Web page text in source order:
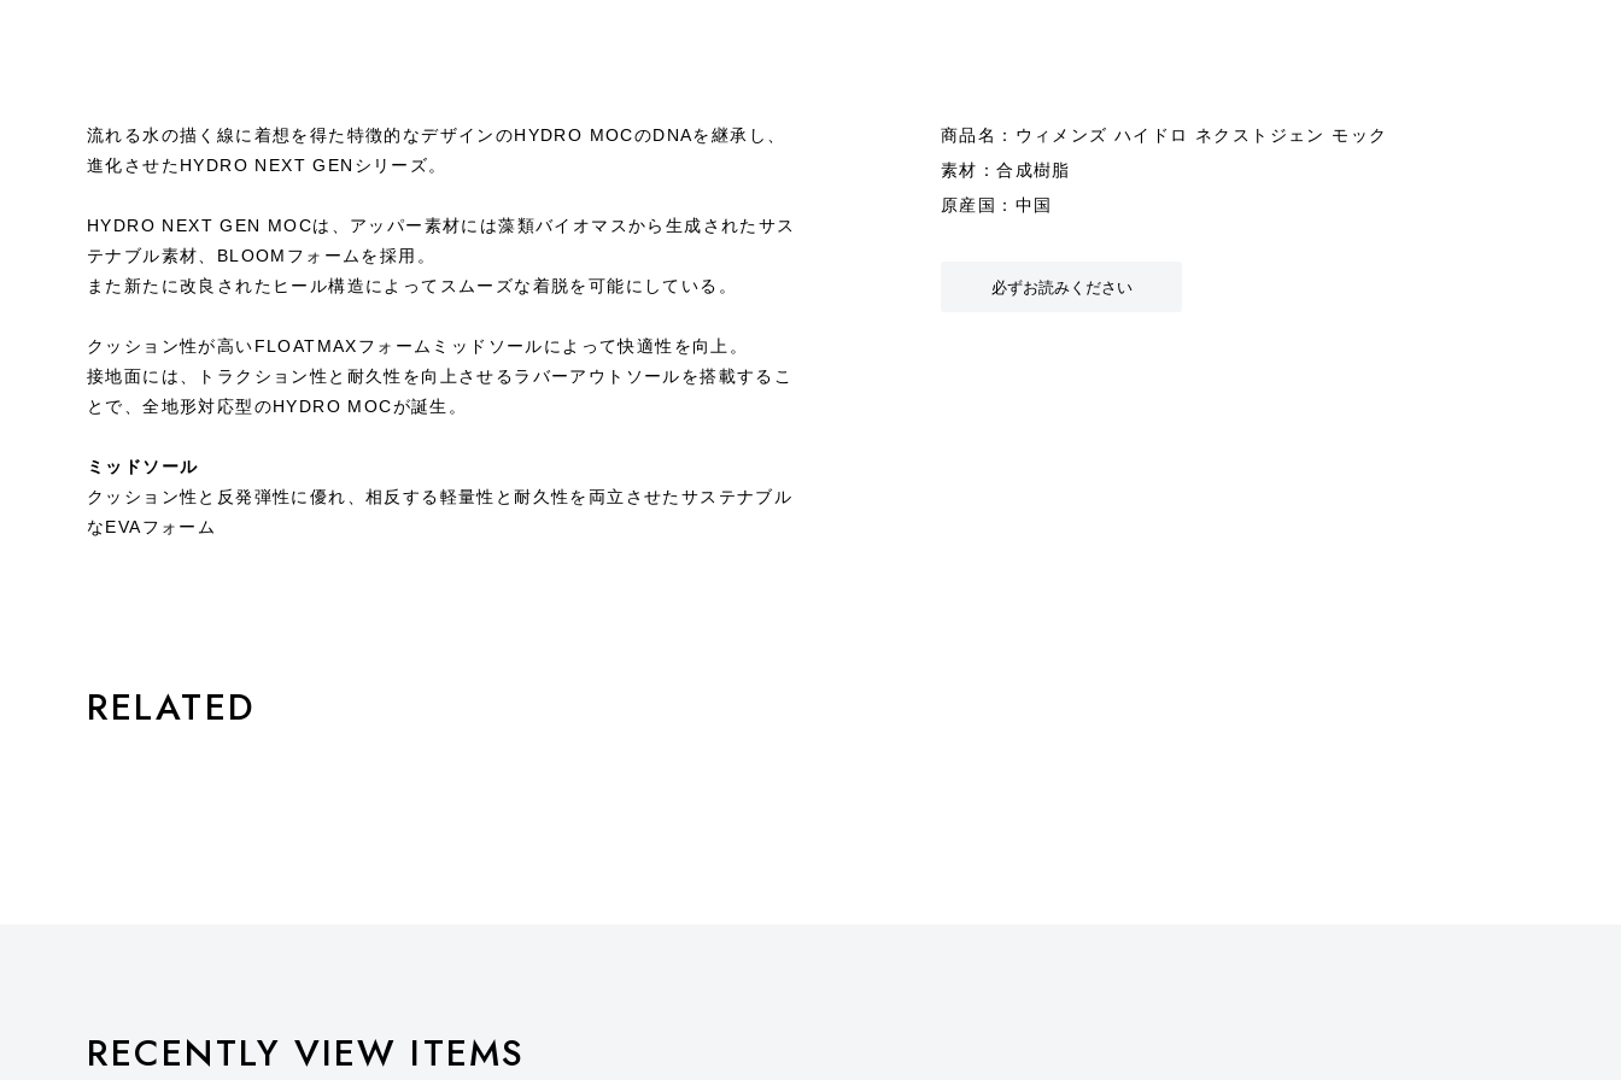
流れる水の描く線に着想を得た特徴的なデザインのHYDRO MOCのDNAを継承し、
進化させたHYDRO NEXT GENシリーズ。
HYDRO NEXT GEN MOCは、アッパー素材には藻類バイオマスから生成されたサス
テナブル素材、BLOOMフォームを採用。
また新たに改良されたヒール構造によってスムーズな着脱を可能にしている。
クッション性が高いFLOATMAXフォームミッドソールによって快適性を向上。
接地面には、トラクション性と耐久性を向上させるラバーアウトソールを搭載するこ
とで、全地形対応型のHYDRO MOCが誕生。
ミッドソール
クッション性と反発弾性に優れ、相反する軽量性と耐久性を両立させたサステナブル
なEVAフォーム
商品名：ウィメンズ ハイドロ ネクストジェン モック
素材：合成樹脂
原産国：中国
必ずお読みください
RELATED
RECENTLY VIEW ITEMS